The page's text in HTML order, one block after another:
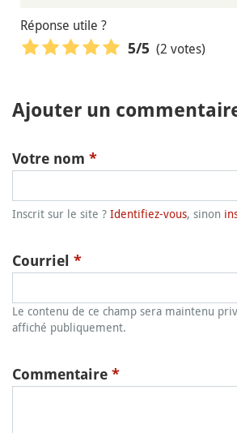
Réponse utile ?
5/5 (2 votes)
Ajouter un
Votre nom *
Inscrit sur le site ? Identifiez-vous, sinon
Courriel *
Le contenu de ce champ sera maintenu
affiché publiquement.
Commentaire *